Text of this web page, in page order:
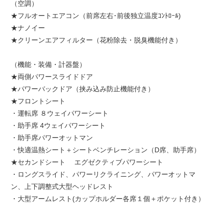
（空調）
★フルオートエアコン（前席左右･前後独立温度ｺﾝﾄﾛｰﾙ)
★ナノイー
★クリーンエアフィルター（花粉除去・脱臭機能付き）
（機能・装備・計器盤）
★両側パワースライドドア
★パワーバックドア（挟み込み防止機能付き）
★フロントシート
・運転席 ８ウェイパワーシート
・助手席 4ウェイパワーシート
・助手席パワーオットマン
・快適温熱シート＋シートベンチレーション（D席、助手席）
★セカンドシート エグゼクティブパワーシート
・ロングスライド、パワーリクライニング、パワーオットマ
ン、上下調整式大型ヘッドレスト
・大型アームレスト(カップホルダー各席１個＋ポケット付き）